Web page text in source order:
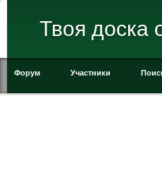
Твоя доска
Форум Участники